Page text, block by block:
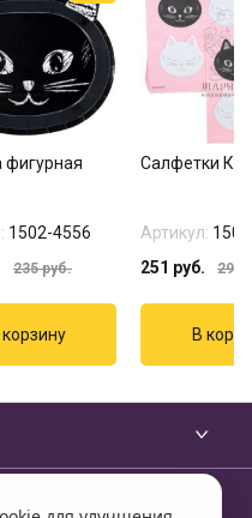
фигурная
1502-4556
235руб.
Салфетки
Артикул:
251 руб. 299